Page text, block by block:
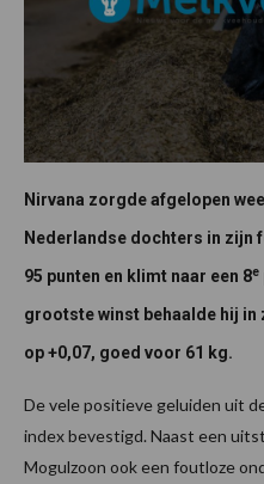
Nirvana zorgde afgelopen
Nederlandse dochters in
95 punten en klimt naar een 8e
grootste winst behaalde hij
op +0,07, goed voor 61 kg.
De vele positieve geluiden uit
index bevestigd. Naast een
Mogulzoon ook een foutloze